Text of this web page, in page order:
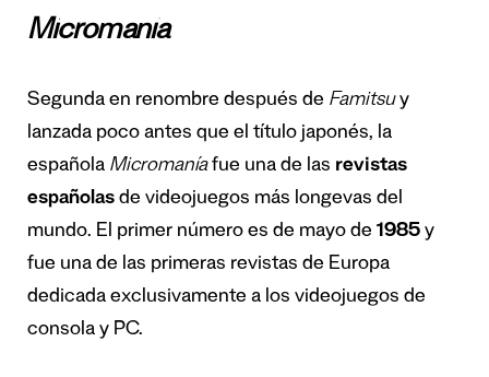
Micromanía
Segunda en renombre después de Famitsuy
lanzada poco antes que el título japonés, la
española Micromaníafue una de las revistas
españolas de videojuegos más longevas del
mundo. El primer número es de mayo de 1985 y
fue una de las primeras revistas de Europa
dedicada exclusivamente a los videojuegos de
consola y PC.